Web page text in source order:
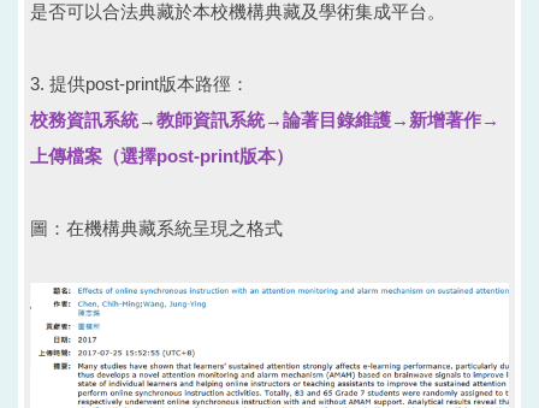
是否可以合法典藏於本校機構典藏及學術集成平台。
3. 提供post-print版本路徑：
校務資訊系統→教師資訊系統→論著目錄維護→新增著作→
上傳檔案（選擇post-print版本）
圖：在機構典藏系統呈現之格式